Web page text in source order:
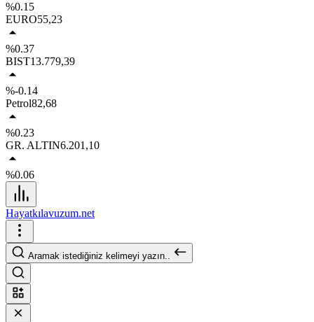
%0.15
EURO55,23
%0.37
BIST13.779,39
%-0.14
Petrol82,68
%0.23
GR. ALTIN6.201,10
%0.06
Hayatkılavuzum.net
Aramak istediğiniz kelimeyi yazın..